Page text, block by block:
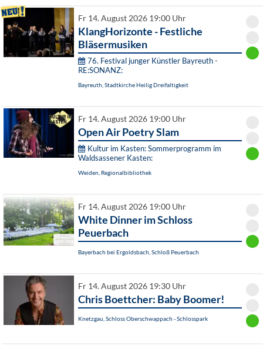
Fr 14. August 2026 19:00 Uhr
KlangHorizonte - Festliche
Bläsermusiken
76. Festival junger Künstler Bayreuth -
RE:SONANZ:
Bayreuth, Stadtkirche Heilig Dreifaltigkeit
Fr 14. August 2026 19:00 Uhr
Open Air Poetry Slam
Kultur im Kasten: Sommerprogramm im
Waldsassener Kasten:
Weiden, Regionalbibliothek
Fr 14. August 2026 19:00 Uhr
White Dinner im Schloss
Peuerbach
Bayerbach bei Ergoldsbach, Schloß Peuerbach
Fr 14. August 2026 19:30 Uhr
Chris Boettcher: Baby Boomer!
Knetzgau, Schloss Oberschwappach - Schlosspark